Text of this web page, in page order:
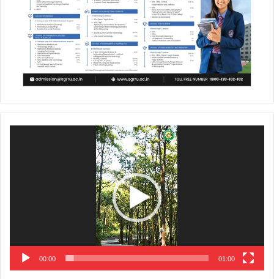
00:00 01:00